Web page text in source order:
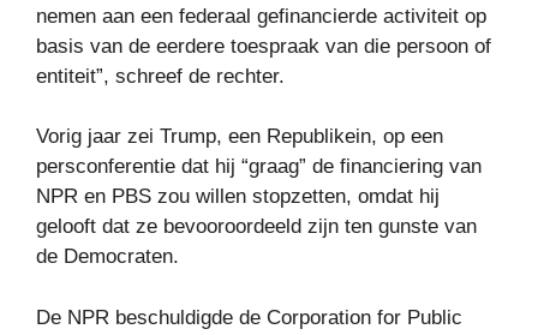
nemen aan een federaal gefinancierde activiteit op
basis van de eerdere toespraak van die persoon of
entiteit”, schreef de rechter.
Vorig jaar zei Trump, een Republikein, op een
persconferentie dat hij “graag” de financiering van
NPR en PBS zou willen stopzetten, omdat hij
gelooft dat ze bevooroordeeld zijn ten gunste van
de Democraten.
De NPR beschuldigde de Corporation for Public